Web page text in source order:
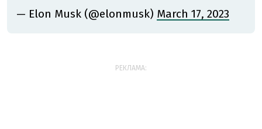
— Elon Musk (@elonmusk) March 17, 2023
РЕКЛАМА: